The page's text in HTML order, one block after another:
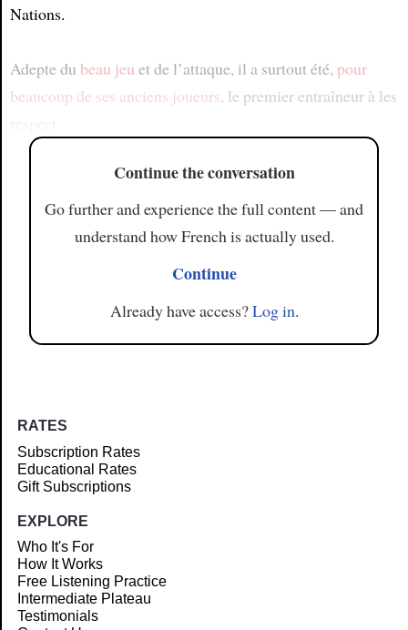
Nations.
Adepte du beau jeu et de l’attaque, il a surtout été, pour
beaucoup de ses anciens joueurs, le premier entraîneur à les
Continue the conversation
Go further and experience the full content — and
understand how French is actually used.
Continue
Already have access?Log in.
RATES
Subscription Rates
Educational Rates
Gift Subscriptions
EXPLORE
Who It's For
How It Works
Free Listening Practice
Intermediate Plateau
Testimonials